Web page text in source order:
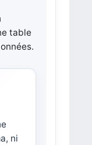
table
ni